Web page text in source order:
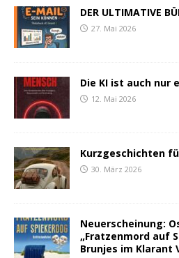
DER ULTIMATIVE
27. Mai 2026
Die KI ist auch nur
12. Mai 2026
Kurzgeschichten
30. März 2026
Neuerscheinung:
„Fratzenmord auf
Brunjes im Klarant